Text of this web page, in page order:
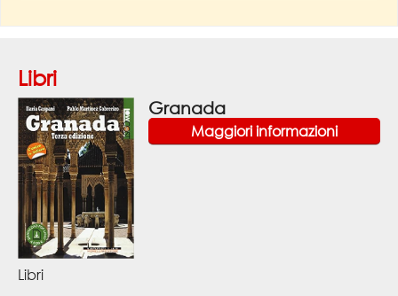
Libri
Granada
Maggiori informazioni
Libri